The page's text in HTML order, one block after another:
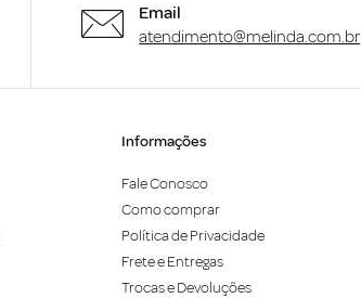
Email
atendimento@melinda.com.br
Informações
Fale Conosco
Como comprar
Política de Privacidade
Frete e Entregas
Trocas e Devoluções